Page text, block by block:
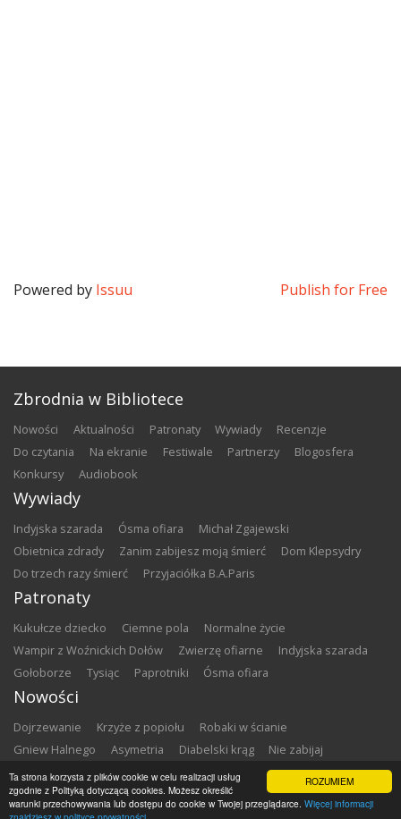
ROZUMIEM
Ta strona korzysta z plików cookie w celu realizacji usług
zgodnie z Polityką dotyczącą cookies. Możesz określić
warunki przechowywania lub dostępu do cookie w Twojej przeglądarce. Więcej informacji
Powered by Issuu Publish for Free
Zbrodnia w Bibliotece
nowości aktualności patronaty wywiady
recenzje
do czytania
na ekranie festiwale partnerzy
blogosfera
konkursy
audiobook
Wywiady
Indyjska szarada Ósma ofiara
Michał Zgajewski
Obietnica zdrady
Zanim zabijesz moją śmierć
Dom Klepsydry
Do trzech razy śmierć
Przyjaciółka B.A.Paris
Patronaty
Kukułcze dziecko Ciemne pola
Normalne życie
Wampir z Woźnickich Dołów
Zwierzę ofiarne
Indyjska szarada
Gołoborze
Tysiąc Paprotniki Ósma ofiara
Nowości
Dojrzewanie Krzyże z popiołu
Robaki w ścianie
Gniew Halnego
Asymetria Diabelski krąg
Nie zabijaj
Dowody zbrodni
Zemsta Matki chrzestne
Copyright ©2026Zbrodnia w Bibliotece